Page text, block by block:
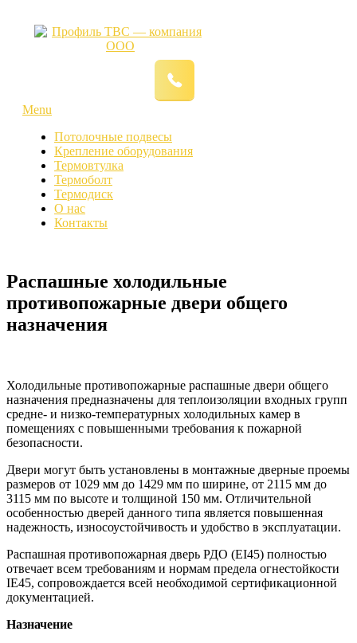
Menu
Потолочные подвесы
Крепление оборудования
Термовтулка
Термоболт
Термодиск
О нас
Контакты
Распашные холодильные
противопожарные двери общего
назначения
Холодильные противопожарные распашные двери общего
назначения предназначены для теплоизоляции входных групп
средне- и низко-температурных холодильных камер в
помещениях с повышенными требования к пожарной
безопасности.
Двери могут быть установлены в монтажные дверные проемы
размеров от 1029 мм до 1429 мм по ширине, от 2115 мм до
3115 мм по высоте и толщиной 150 мм. Отличительной
особенностью дверей данного типа является повышенная
надежность, износоустойчивость и удобство в эксплуатации.
Распашная противопожарная дверь РДО (EI45) полностью
отвечает всем требованиям и нормам предела огнестойкости
IE45, сопровождается всей необходимой сертификационной
документацией.
Назначение